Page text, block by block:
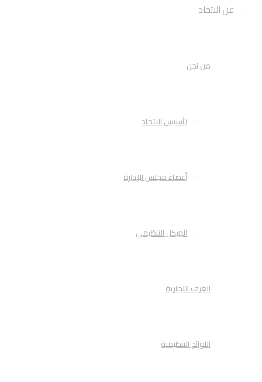
عن الاتحاد
من نحن
تأسيس الاتحاد
أعضاء مجلس الإدارة
الهيكل التنظيمي
الغرف التجارية
اللوائح التنظيمية